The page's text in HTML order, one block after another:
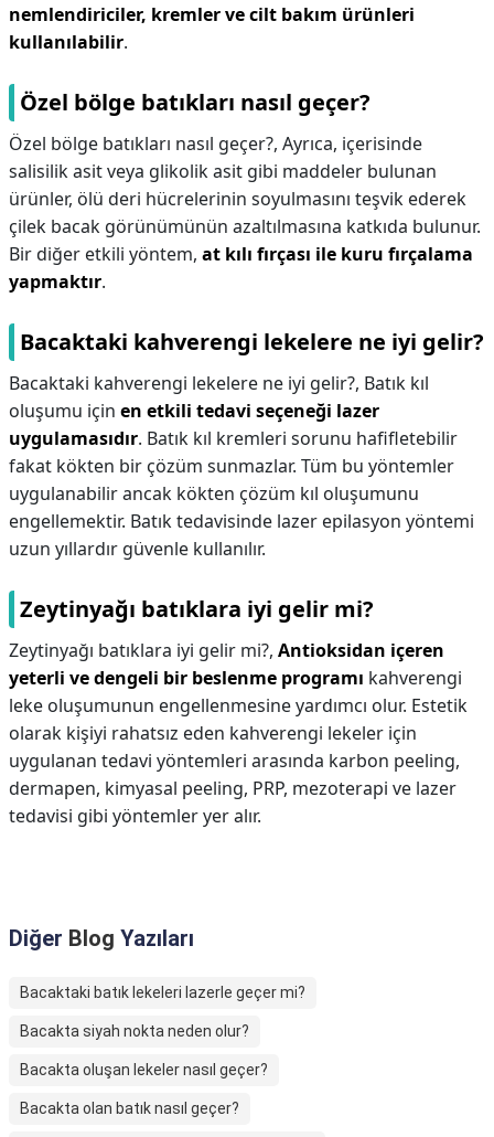
nemlendiriciler, kremler ve cilt bakım ürünleri
kullanılabilir.
Özel bölge batıkları nasıl geçer?
Özel bölge batıkları nasıl geçer?, Ayrıca, içerisinde
salisilik asit veya glikolik asit gibi maddeler bulunan
ürünler, ölü deri hücrelerinin soyulmasını teşvik ederek
çilek bacak görünümünün azaltılmasına katkıda bulunur.
Bir diğer etkili yöntem, at kılı fırçası ile kuru fırçalama
yapmaktır.
Bacaktaki kahverengi lekelere ne iyi gelir?
Bacaktaki kahverengi lekelere ne iyi gelir?, Batık kıl
oluşumu için en etkili tedavi seçeneği lazer
uygulamasıdır. Batık kıl kremleri sorunu hafifletebilir
fakat kökten bir çözüm sunmazlar. Tüm bu yöntemler
uygulanabilir ancak kökten çözüm kıl oluşumunu
engellemektir. Batık tedavisinde lazer epilasyon yöntemi
uzun yıllardır güvenle kullanılır.
Zeytinyağı batıklara iyi gelir mi?
Zeytinyağı batıklara iyi gelir mi?, Antioksidan içeren
yeterli ve dengeli bir beslenme programı kahverengi
leke oluşumunun engellenmesine yardımcı olur. Estetik
olarak kişiyi rahatsız eden kahverengi lekeler için
uygulanan tedavi yöntemleri arasında karbon peeling,
dermapen, kimyasal peeling, PRP, mezoterapi ve lazer
tedavisi gibi yöntemler yer alır.
Diğer Blog Yazıları
Bacaktaki batık lekeleri lazerle geçer mi?
Bacakta siyah nokta neden olur?
Bacakta oluşan lekeler nasıl geçer?
Bacakta olan batık nasıl geçer?